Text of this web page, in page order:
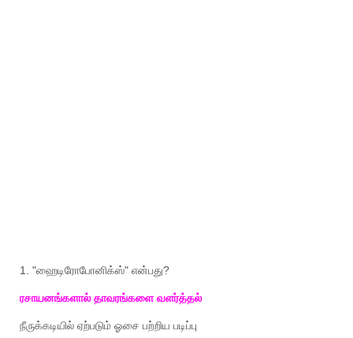
1. "ஹைடிரோபோனிக்ஸ்" என்பது?
ரசாயனங்களால் தாவரங்களை வளர்த்தல்
நீருக்கடியில் ஏற்படும் ஓசை பற்றிய படிப்பு